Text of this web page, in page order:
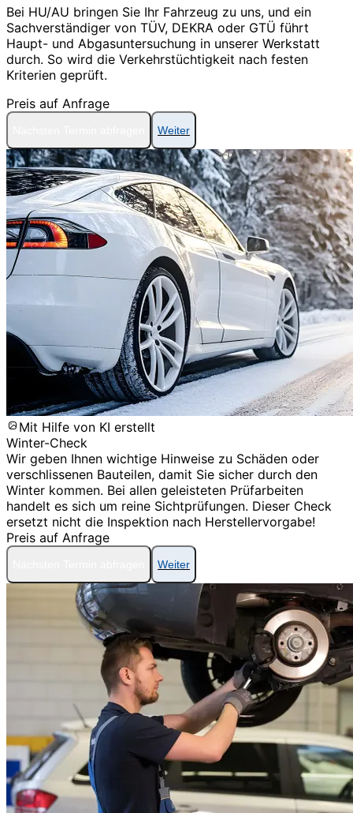
Bei HU/AU bringen Sie Ihr Fahrzeug zu uns, und ein
Sachverständiger von TÜV, DEKRA oder GTÜ führt
Haupt- und Abgasuntersuchung in unserer Werkstatt
durch. So wird die Verkehrstüchtigkeit nach festen
Kriterien geprüft.
Preis auf Anfrage
Weiter
Mit Hilfe von KI erstellt
Winter-Check
Wir geben Ihnen wichtige Hinweise zu Schäden oder
verschlissenen Bauteilen, damit Sie sicher durch den
Winter kommen. Bei allen geleisteten Prüfarbeiten
handelt es sich um reine Sichtprüfungen. Dieser Check
ersetzt nicht die Inspektion nach Herstellervorgabe!
Preis auf Anfrage
Weiter